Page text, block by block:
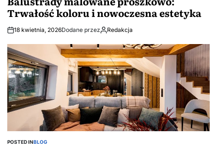
Trwałość koloru i nowoczesna estetyka
18 kwietnia, 2026Dodane przez Redakcja
POSTED INBLOG